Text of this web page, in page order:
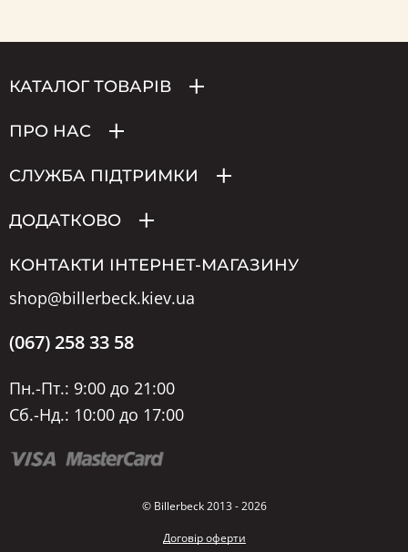
КАТАЛОГ ТОВАРІВ
ПРО НАС
СЛУЖБА ПІДТРИМКИ
ДОДАТКОВО
КОНТАКТИ ІНТЕРНЕТ-МАГАЗИНУ
shop@billerbeck.kiev.ua
(067) 258 33 58
Пн.-Пт.: 9:00 до 21:00
Сб.-Нд.: 10:00 до 17:00
© Billerbeck 2013 - 2026
Договір оферти